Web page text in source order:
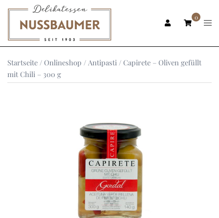
Inhalt
springen
0
Startseite / Onlineshop / Antipasti / Capirete – Oliven gefüllt
mit Chili – 300 g